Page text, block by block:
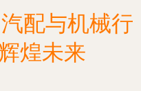
配与机械行
煌未来